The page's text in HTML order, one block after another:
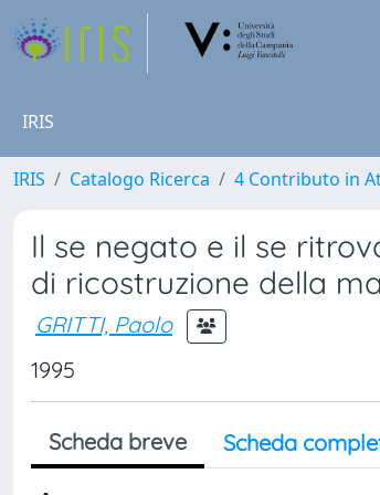
IRIS
IRIS Catalogo Ricerca 4 Contributo in
Il se negato e il se
di ricostruzione della
GRITTI, Paolo
1995
Scheda breve Scheda